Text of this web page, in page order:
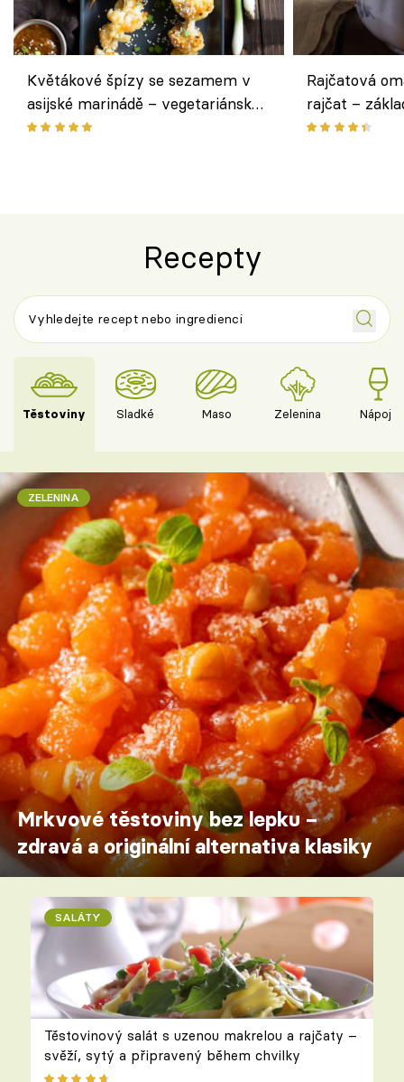
Květákové špízy se sezamem v
asijské marinádě – vegetariánská
chuťovka z grilu
Rajčatová
rajčat –
Recepty
Těstoviny Sladké Maso Zelenina Nápoje
ZELENINA
Mrkvové těstoviny bez lepku –
zdravá a originální alternativa klasiky
SALÁTY
Těstovinový salát s uzenou makrelou a rajčaty –
svěží, sytý a připravený během chvilky